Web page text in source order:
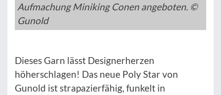
Aufmachung Miniking Conen angeboten. ©
Gunold
Dieses Garn lässt Designerherzen
höherschlagen! Das neue Poly Star von
Gunold ist strapazierfähig, funkelt in